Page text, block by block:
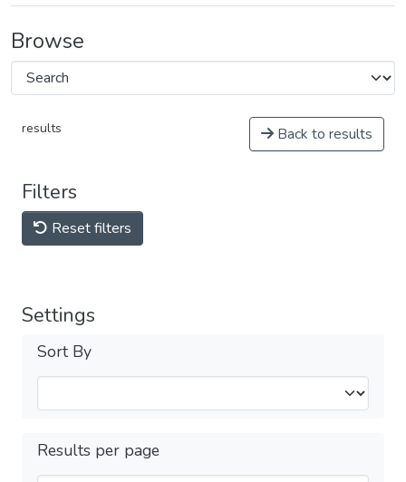
Browse
results Back to results
Filters
Reset filters
Settings
Sort By
Results per page